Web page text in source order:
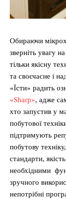
Обираючи
зверніть увагу
тільки якісну
та своєчасне і
«Їсти» радить
«Sharp», адже
хто запустив у
побутової
підтримують
побутову
стандарти,
необхідними
зручного
непотрібні